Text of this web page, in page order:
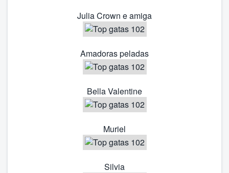
Julia Crown e amiga
Amadoras peladas
Bella Valentine
Muriel
Silvia